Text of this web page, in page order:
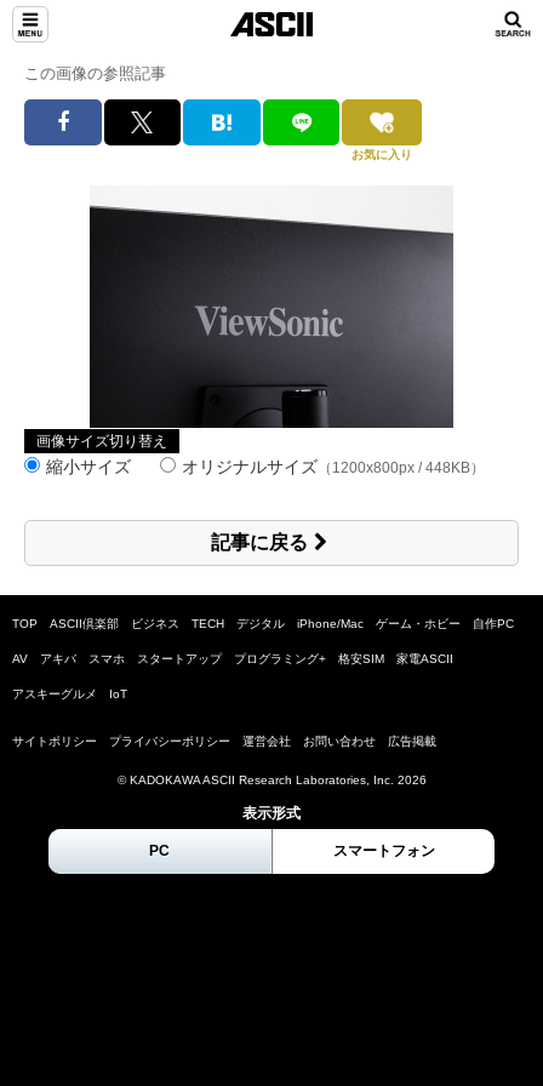
この画像の参照記事
お気に入り
画像サイズ切り替え
縮小サイズ オリジナルサイズ （1200x800px / 448KB）
記事に戻る
TOP ASCII倶楽部 ビジネス TECH デジタル iPhone/Mac ゲーム・ホビー 自作PC
AV アキバ スマホ スタートアップ プログラミング+ 格安SIM 家電ASCII
アスキーグルメ IoT
サイトポリシー プライバシーポリシー 運営会社 お問い合わせ 広告掲載
© KADOKAWA ASCII Research Laboratories, Inc. 2026
表示形式
PC スマートフォン